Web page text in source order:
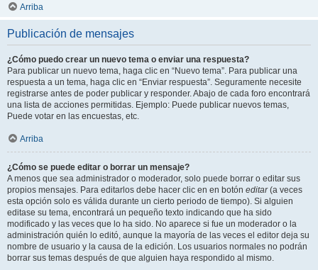
Arriba
Publicación de mensajes
¿Cómo puedo crear un nuevo tema o enviar una respuesta?
Para publicar un nuevo tema, haga clic en “Nuevo tema”. Para publicar una
respuesta a un tema, haga clic en “Enviar respuesta”. Seguramente necesite
registrarse antes de poder publicar y responder. Abajo de cada foro encontrará
una lista de acciones permitidas. Ejemplo: Puede publicar nuevos temas,
Puede votar en las encuestas, etc.
Arriba
¿Cómo se puede editar o borrar un mensaje?
A menos que sea administrador o moderador, solo puede borrar o editar sus
propios mensajes. Para editarlos debe hacer clic en en botón editar(a veces
esta opción solo es válida durante un cierto periodo de tiempo). Si alguien
editase su tema, encontrará un pequeño texto indicando que ha sido
modificado y las veces que lo ha sido. No aparece si fue un moderador o la
administración quién lo editó, aunque la mayoría de las veces el editor deja su
nombre de usuario y la causa de la edición. Los usuarios normales no podrán
borrar sus temas después de que alguien haya respondido al mismo.